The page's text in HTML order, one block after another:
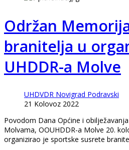
Održan
branitelja u
UHDDR-a Molve
UHDVDR Novigrad Podravski
21 Kolovoz 2022
Povodom Dana Općine i
Molvama, OOUHDDR-a Molve 20.
organizirao je sportske susrete